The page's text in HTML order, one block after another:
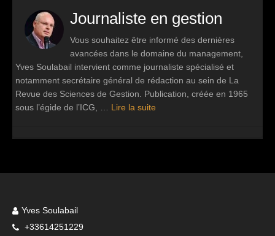
Journaliste en gestion
Vous souhaitez être informé des dernières
avancées dans le domaine du management,
Yves Soulabail intervient comme journaliste spécialisé et
notamment secrétaire général de rédaction au sein de La
Revue des Sciences de Gestion. Publication, créée en 1965
sous l’égide de l’ICG, … Lire la suite
Yves Soulabail
+33614251229